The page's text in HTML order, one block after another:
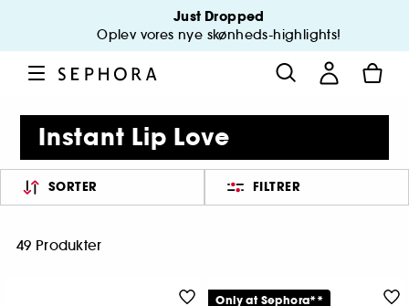
Just Dropped
Oplev vores nye skønheds-highlights!
Instant Lip Love
SORTER FILTRER
49 Produkter
Only at Sephora**